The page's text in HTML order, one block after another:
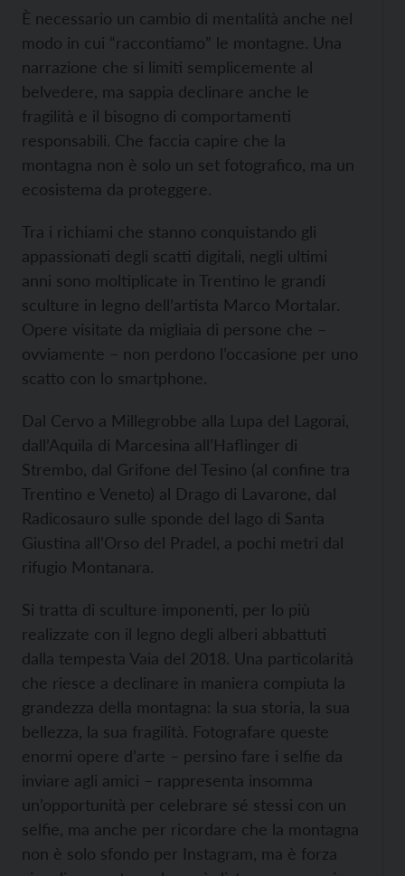
È necessario un cambio di mentalità anche nel
modo in cui “raccontiamo” le montagne. Una
narrazione che si limiti semplicemente al
belvedere, ma sappia declinare anche le
fragilità e il bisogno di comportamenti
responsabili. Che faccia capire che la
montagna non è solo un set fotografico, ma un
ecosistema da proteggere.
Tra i richiami che stanno conquistando gli
appassionati degli scatti digitali, negli ultimi
anni sono moltiplicate in Trentino le grandi
sculture in legno dell’artista Marco Mortalar.
Opere visitate da migliaia di persone che –
ovviamente – non perdono l’occasione per uno
scatto con lo smartphone.
Dal Cervo a Millegrobbe alla Lupa del Lagorai,
dall’Aquila di Marcesina all’Haflinger di
Strembo, dal Grifone del Tesino (al confine tra
Trentino e Veneto) al Drago di Lavarone, dal
Radicosauro sulle sponde del lago di Santa
Giustina all’Orso del Pradel, a pochi metri dal
rifugio Montanara.
Si tratta di sculture imponenti, per lo più
realizzate con il legno degli alberi abbattuti
dalla tempesta Vaia del 2018. Una particolarità
che riesce a declinare in maniera compiuta la
grandezza della montagna: la sua storia, la sua
bellezza, la sua fragilità. Fotografare queste
enormi opere d’arte – persino fare i selfie da
inviare agli amici – rappresenta insomma
un’opportunità per celebrare sé stessi con un
selfie, ma anche per ricordare che la montagna
non è solo sfondo per Instagram, ma è forza